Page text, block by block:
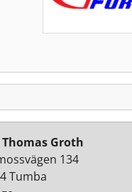
Groth
134
Tumba